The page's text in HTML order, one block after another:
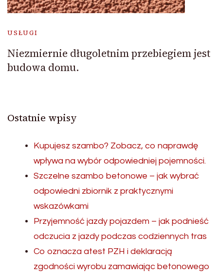
USŁUGI
Niezmiernie długoletnim przebiegiem jest
budowa domu.
Ostatnie wpisy
Kupujesz szambo? Zobacz, co naprawdę
wpływa na wybór odpowiedniej pojemności.
Szczelne szambo betonowe – jak wybrać
odpowiedni zbiornik z praktycznymi
wskazówkami
Przyjemność jazdy pojazdem – jak podnieść
odczucia z jazdy podczas codziennych tras
Co oznacza atest PZH i deklaracją
zgodności wyrobu zamawiając betonowego